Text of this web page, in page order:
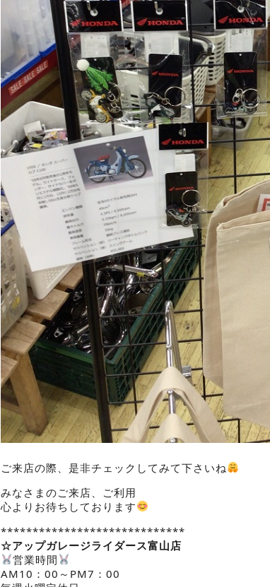
ご来店の際、是非チェックしてみて下さいね
みなさまのご来店、ご利用
心よりお待ちしております
*****************************
☆アップガレージライダース富山店
営業時間
AM10：00～PM7：00